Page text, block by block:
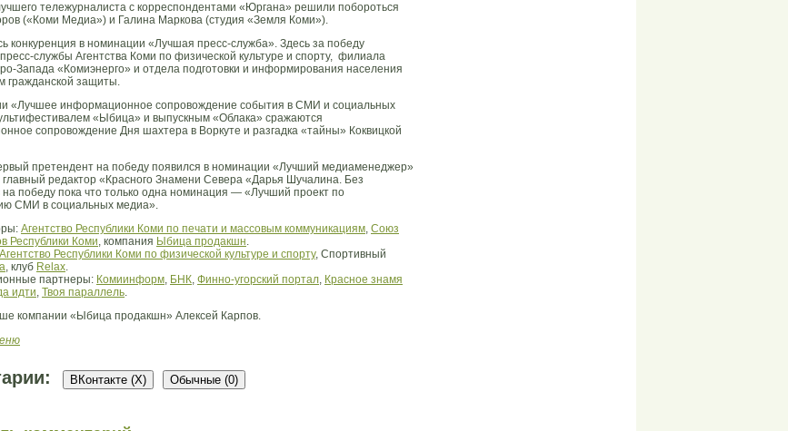
тележурналиста с корреспондентами «Юргана» решили побороться
(«Коми Медиа») и Галина Маркова (студия «Земля Коми»).
конкуренция в номинации «Лучшая пресс-служба». Здесь за победу
службы Агентства Коми по физической культуре и спорту, филиала
Запада «Комиэнерго» и отдела подготовки и информирования населения
гражданской защиты.
«Лучшее информационное сопровождение события в СМИ и социальных
«Ыбица» и выпускным «Облака» сражаются
сопровождение Дня шахтера в Воркуте и разгадка «тайны» Коквицкой
претендент на победу появился в номинации «Лучший медиаменеджер»
редактор «Красного Знамени Севера «Дарья Шучалина. Без
на победу пока что только одна номинация — «Лучший проект по
СМИ в социальных медиа».
Агентство Республики Коми по печати и массовым коммуникациям, Союз
Республики Коми, компания Ыбица продакшн.
Агентство Республики Коми по физической культуре и спорту, Спортивный
, клуб Relax.
партнеры: Комиинформ, БНК, Финно-угорский портал, Красное знамя
идти, Твоя параллель.
компании «Ыбица продакшн» Алексей Карпов.
ВКонтакте (X) Обычные (0)